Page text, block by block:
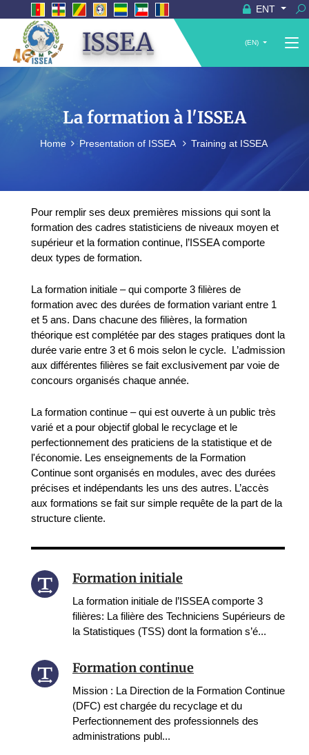
ENT
ISSEA (EN)
La formation à l'ISSEA
Home Presentation of ISSEA Training at ISSEA
Pour remplir ses deux premières missions qui sont la
formation des cadres statisticiens de niveaux moyen et
supérieur et la formation continue, l’ISSEA comporte
deux types de formation.
La formation initiale – qui comporte 3 filières de
formation avec des durées de formation variant entre 1
et 5 ans. Dans chacune des filières, la formation
théorique est complétée par des stages pratiques dont la
durée varie entre 3 et 6 mois selon le cycle. L’admission
aux différentes filières se fait exclusivement par voie de
concours organisés chaque année.
La formation continue – qui est ouverte à un public très
varié et a pour objectif global le recyclage et le
perfectionnement des praticiens de la statistique et de
l'économie. Les enseignements de la Formation
Continue sont organisés en modules, avec des durées
précises et indépendants les uns des autres. L’accès
aux formations se fait sur simple requête de la part de la
structure cliente.
Formation initiale
La formation initiale de l’ISSEA comporte 3
filières: La filière des Techniciens Supérieurs de
la Statistiques (TSS) dont la formation s’é...
Formation continue
Mission : La Direction de la Formation Continue
(DFC) est chargée du recyclage et du
Perfectionnement des professionnels des
administrations publ...